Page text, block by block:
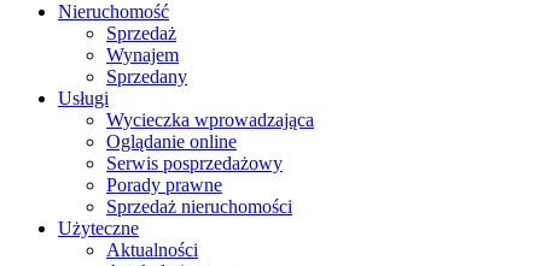
Nieruchomość
Sprzedaż
Wynajem
Sprzedany
Usługi
Wycieczka wprowadzająca
Oglądanie online
Serwis posprzedażowy
Porady prawne
Sprzedaż nieruchomości
Użyteczne
Aktualności